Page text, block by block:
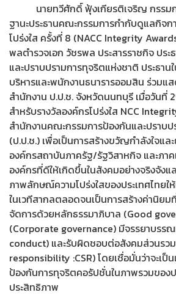
นายทวีศักดิ์ ฟุ้งเกียรติเจริญ กรรมก
ฐานะประธานคณะกรรมการกำกับดูแลกิจ
โปร่งใส ครั้งที่ 8 (NACC Integrity
พลตำรวจเอก วัชรพล ประสารราชกิจ ปร
และปราบปรามการทุจริตแห่งชาติ ประธา
บริหารและพนักงานธนารารออมสิน ร่วม
สำนักงาน ป.ป.ช. จังหวัดนนทบุรี เมื่อวันที่
สำหรับรางวัลองค์กรโปร่งใส NCC
สำนักงานคณะกรรมการป้องกันและปราบ
(ป.ป.ช.) เพื่อเป็นการสร้างขวัญกำลังใจแ
องค์กรสถาบันภาครัฐ/รัฐวิสาหกิจ และภา
องค์กรที่ดีให้เกิดขึ้นในสังคมอย่างจริงจังแ
ภาพลักษณ์ความโปร่งใสของประเทศไทยใ
ในเวทีสากลตลอดจนเป็นการสร้างค่านิยม
จัดการด้วยหลักธรรมาภิบาล (Good
(Corporate governance) มีจรรยาบรร
conduct) และรับผิดชอบต่อสังคมส่วนรว
responsibility :CSR) โดยเชื่อมั่นว่าจะเป็
ป้องกันการทุจริตคอรัปชั่นในภาพรวมของ
ประสิทธิภาพ